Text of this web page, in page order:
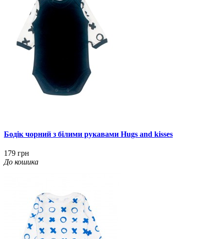
Бодік чорний з білими рукавами Hugs and kisses
179 грн
До кошика